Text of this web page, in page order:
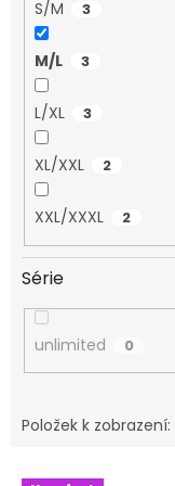
S/M 3
M/L 3
L/XL 3
XL/XXL 2
XXL/XXXL 2
Série
unlimited 0
Položek k zobrazení:
V